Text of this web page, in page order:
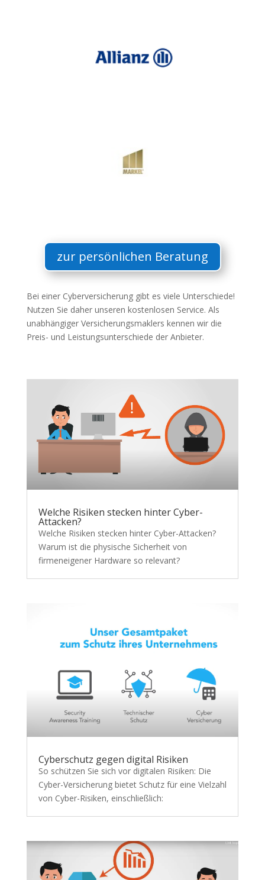
zur persönlichen Beratung
Bei einer Cyberversicherung gibt es viele Unterschiede!
Nutzen Sie daher unseren kostenlosen Service. Als
unabhängiger Versicherungsmaklers kennen wir die
Preis- und Leistungsunterschiede der Anbieter.
Welche Risiken stecken hinter Cyber-
Attacken?
Welche Risiken stecken hinter Cyber-Attacken?
Warum ist die physische Sicherheit von
firmeneigener Hardware so relevant?
Cyberschutz gegen digital Risiken
So schützen Sie sich vor digitalen Risiken: Die
Cyber-Versicherung bietet Schutz für eine Vielzahl
von Cyber-Risiken, einschließlich: